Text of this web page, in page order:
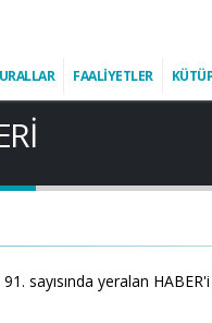
FAALİYETLER
sayısında yeralan